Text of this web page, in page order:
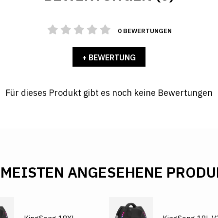
0 BEWERTUNGEN
+ BEWERTUNG
Für dieses Produkt gibt es noch keine Bewertungen
ANGESEHENE